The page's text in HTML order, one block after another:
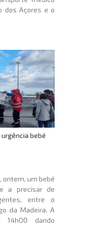
dos Açores e o
bebé
ontem, um bebé
a precisar de
entre o
da Madeira. A
14h00 dando